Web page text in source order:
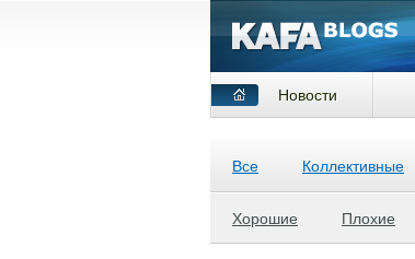
Новости
Все Коллективные
Хорошие Плохие